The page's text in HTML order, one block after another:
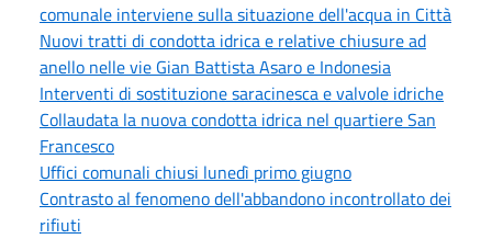
comunale interviene sulla situazione dell'acqua in Città
Nuovi tratti di condotta idrica e relative chiusure ad
anello nelle vie Gian Battista Asaro e Indonesia
Interventi di sostituzione saracinesca e valvole idriche
Collaudata la nuova condotta idrica nel quartiere San
Francesco
Uffici comunali chiusi lunedì primo giugno
Contrasto al fenomeno dell'abbandono incontrollato dei
rifiuti